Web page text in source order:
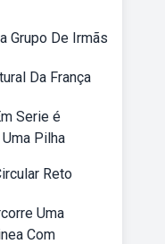
Grupo De Irmãs
Da França
Serie é
Pilha
Reto
Uma
Com